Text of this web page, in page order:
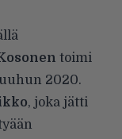
toimi
2020.
, joka jätti